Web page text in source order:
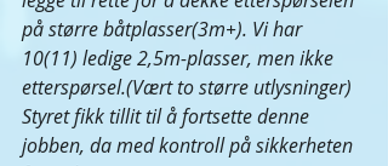
på større båtplasser(3m+). Vi har
10(11) ledige 2,5m-plasser, men ikke
etterspørsel.(Vært to større utlysninger)
Styret fikk tillit til å fortsette denne
jobben, da med kontroll på sikkerheten